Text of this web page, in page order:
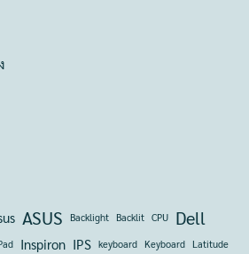
ASUS Backlight Backlit CPU Dell
Inspiron IPS keyboard Keyboard Latitude